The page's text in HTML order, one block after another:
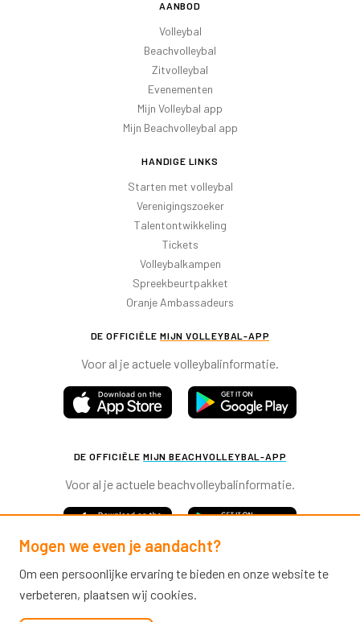
AANBOD
Volleybal
Beachvolleybal
Zitvolleybal
Evenementen
Mijn Volleybal app
Mijn Beachvolleybal app
HANDIGE LINKS
Starten met volleybal
Verenigingszoeker
Talentontwikkeling
Tickets
Volleybalkampen
Spreekbeurtpakket
Oranje Ambassadeurs
DE OFFICIËLE MIJN VOLLEYBAL-APP
Voor al je actuele volleybalinformatie.
DE OFFICIËLE MIJN BEACHVOLLEYBAL-APP
Voor al je actuele beachvolleybalinformatie.
Mogen we even je aandacht?
Om een persoonlijke ervaring te bieden en onze website te
verbeteren, plaatsen wij cookies.